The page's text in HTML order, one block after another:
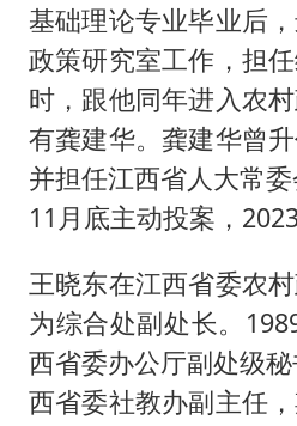
基础理论专业毕业后
政策研究室工作，担
时，跟他同年进入农
有龚建华。龚建华曾
并担任江西省人大常
11月底主动投案，
王晓东在江西省委农
为综合处副处长。
西省委办公厅副处级
西省委社教办副主任